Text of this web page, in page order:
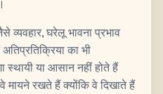
व्यवहार, घरेलू भावना प्रभाव
का भी
स्थायी या आसान नहीं होते हैं
रखते हैं क्योंकि वे दिखाते हैं